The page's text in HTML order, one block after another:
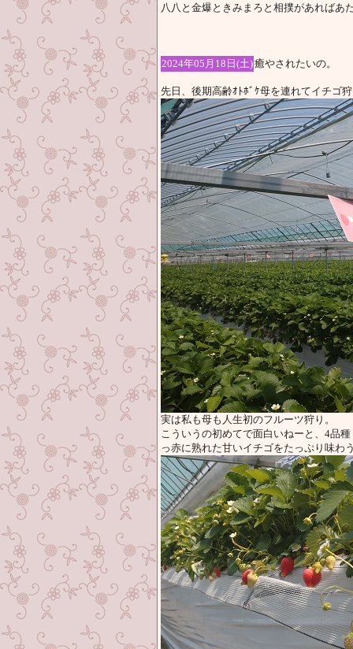
八八と金爆ときみまろと相撲があればあ
2024年05月18日(土)癒やされたいの。
先日、後期高齢ｵﾄﾎﾞｹ母を連れてイチゴ
実は私も母も人生初のフルーツ狩り。
こういうの初めてで面白いねーと、4品
っ赤に熟れた甘いイチゴをたっぷり味わ